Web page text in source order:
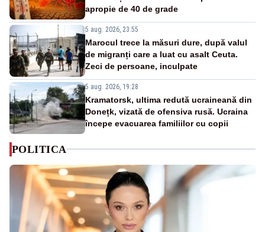
apropie de 40 de grade
5 aug. 2026, 23:55
Marocul trece la măsuri dure, după valul
de migranți care a luat cu asalt Ceuta.
Zeci de persoane, inculpate
5 aug. 2026, 19:28
Kramatorsk, ultima redută ucraineană din
Donețk, vizată de ofensiva rusă. Ucraina
începe evacuarea familiilor cu copii
POLITICA